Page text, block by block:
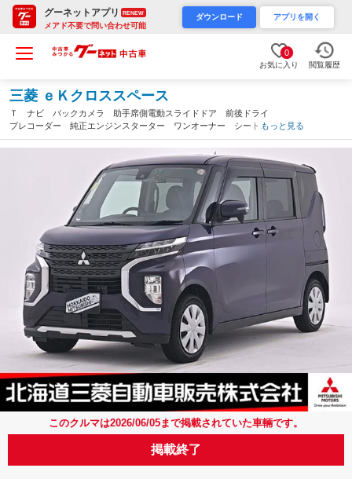
グーネットアプリ RENEW
メアド不要で問い合わせ可能
ダウンロード アプリを開く
0
お気に入り 閲覧履歴
三菱 ｅＫクロススペース
Ｔ ナビ バックカメラ 助手席側電動スライドドア 前後ドライ
ブレコーダー 純正エンジンスターター ワンオーナー シートヒ
ーター ハンズフリーオートスライドドア（北海道）
もっと見る
このクルマは2026/06/05まで掲載されていた車輛です。
掲載終了